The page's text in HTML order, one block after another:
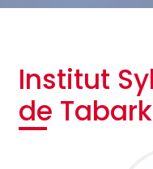
Institut
de